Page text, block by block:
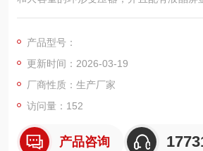
示一、二次电流及变比。外配铝合金机箱
产品型号：
更新时间：2026-03-19
厂商性质：生产厂家
访问量：152
产品咨询